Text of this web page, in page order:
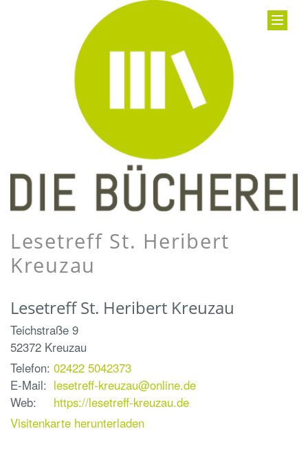
Lesetreff St. Heribert
Kreuzau
Lesetreff St. Heribert Kreuzau
Teichstraße 9
52372 Kreuzau
Telefon: 02422 5042373
E-Mail: lesetreff-kreuzau@online.de
Web:
https://lesetreff-kreuzau.de
Visitenkarte herunterladen